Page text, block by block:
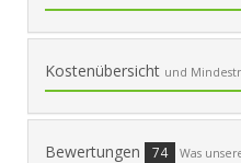
Kostenübersicht und
Bewertungen 74 Was